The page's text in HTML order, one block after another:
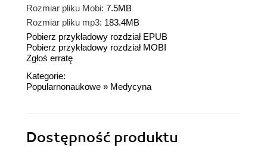
Rozmiar pliku Mobi: 7.5MB
Rozmiar pliku mp3: 183.4MB
Pobierz przykładowy rozdział EPUB
Pobierz przykładowy rozdział MOBI
Zgłoś erratę
Kategorie:
Popularnonaukowe » Medycyna
Dostępność produktu